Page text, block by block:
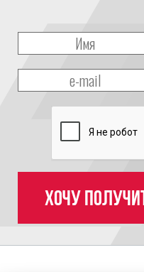
Хочу